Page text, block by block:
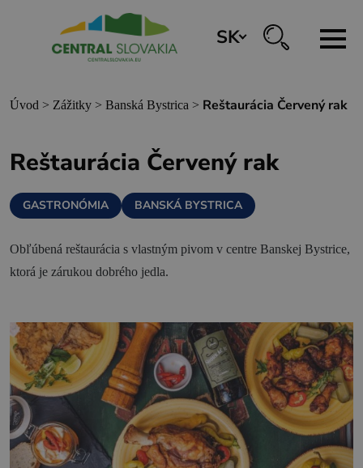
SK
REZERVÁCIA ZÁŽITKOV
Región
Zvolen
Kremnica
Krupina
Zážitky
História a kultúra
Relax a wellness
Šport a aktívny oddych
Úvod > Zážitky > Banská Bystrica > Reštaurácia Červený rak
Reštaurácia Červený rak
GASTRONÓMIA BANSKÁ BYSTRICA
Obľúbená reštaurácia s vlastným pivom v centre Banskej Bystrice,
ktorá je zárukou dobrého jedla.